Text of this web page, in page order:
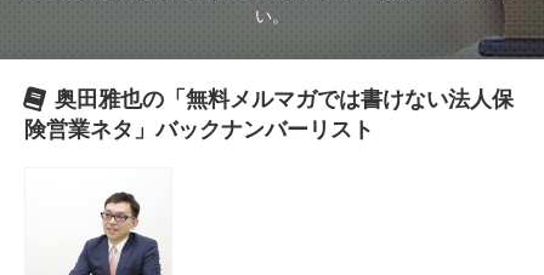
い。
奥田雅也の「無料メルマガでは書けない法人保
険営業ネタ」バックナンバーリスト